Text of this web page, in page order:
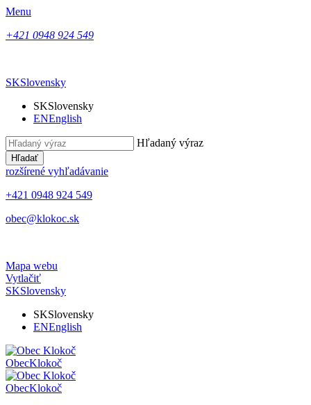
Menu
+421 0948 924 549
SKSlovensky
SKSlovensky
ENEnglish
Hľadaný výraz
Hľadať
rozšírené vyhľadávanie
+421 0948 924 549
obec@klokoc.sk
Mapa webu
Vytlačiť
SKSlovensky
SKSlovensky
ENEnglish
ObecKlokoč
ObecKlokoč